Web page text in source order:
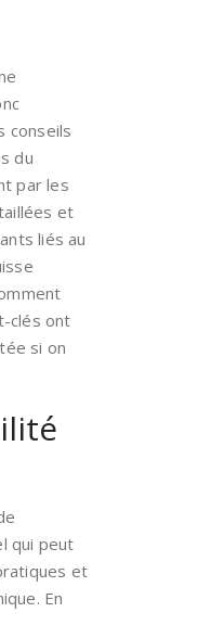
conseils
du
par les
et
liés au
clés ont
si on
qui peut
et
En